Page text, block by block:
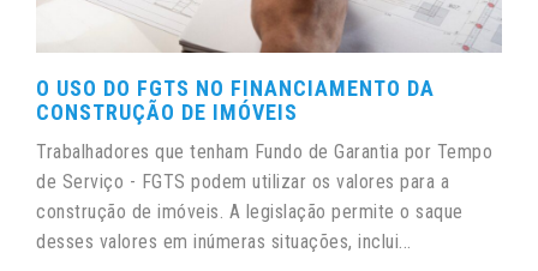
O USO DO FGTS NO FINANCIAMENTO DA
CONSTRUÇÃO DE IMÓVEIS
Trabalhadores que tenham Fundo de Garantia por Tempo
de Serviço - FGTS podem utilizar os valores para a
construção de imóveis. A legislação permite o saque
desses valores em inúmeras situações, inclui...